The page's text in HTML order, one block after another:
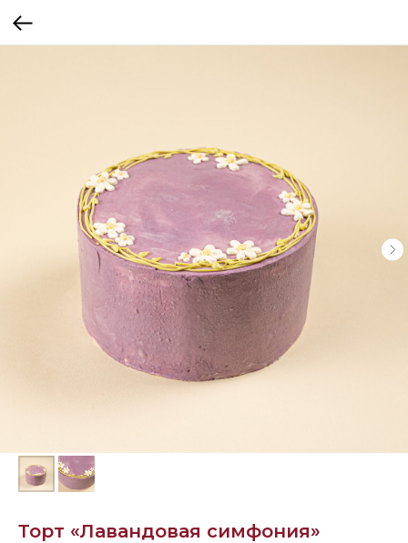
Торт «Лавандовая симфония»